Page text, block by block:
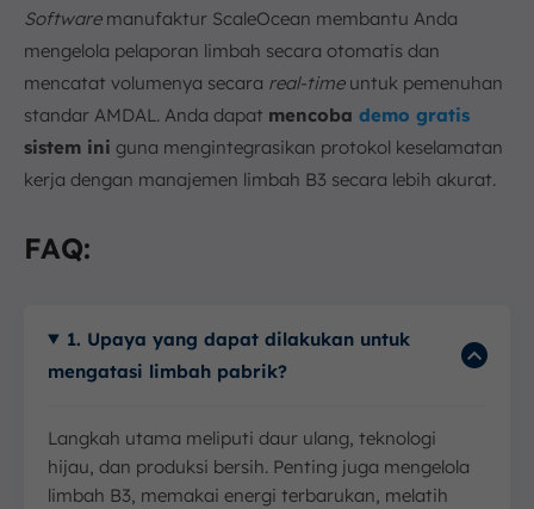
Softwaremanufaktur ScaleOcean membantu Anda
mengelola pelaporan limbah secara otomatis dan
mencatat volumenya secara real-timeuntuk pemenuhan
standar AMDAL. Anda dapat mencoba demo gratis
sistem ini guna mengintegrasikan protokol keselamatan
kerja dengan manajemen limbah B3 secara lebih akurat.
FAQ:
1. Upaya yang dapat dilakukan untuk
mengatasi limbah pabrik?
Langkah utama meliputi daur ulang, teknologi
hijau, dan produksi bersih. Penting juga mengelola
limbah B3, memakai energi terbarukan, melatih